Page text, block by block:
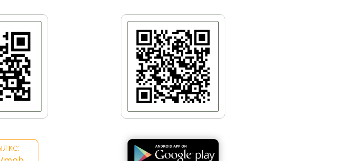
При отступлении в 1943 году оккупанты сожгли поселок дотла,
у аллеи Дружбы народов установили памятный знак погибшему